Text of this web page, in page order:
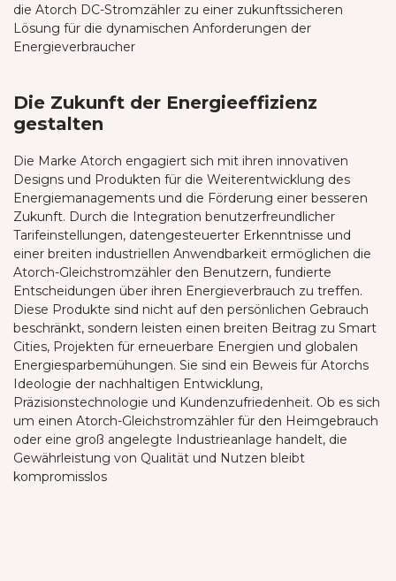
die Atorch DC-Stromzähler zu einer zukunftssicheren
Lösung für die dynamischen Anforderungen der
Energieverbraucher
Die Zukunft der Energieeffizienz
gestalten
Die Marke Atorch engagiert sich mit ihren innovativen
Designs und Produkten für die Weiterentwicklung des
Energiemanagements und die Förderung einer besseren
Zukunft. Durch die Integration benutzerfreundlicher
Tarifeinstellungen, datengesteuerter Erkenntnisse und
einer breiten industriellen Anwendbarkeit ermöglichen die
Atorch-Gleichstromzähler den Benutzern, fundierte
Entscheidungen über ihren Energieverbrauch zu treffen.
Diese Produkte sind nicht auf den persönlichen Gebrauch
beschränkt, sondern leisten einen breiten Beitrag zu Smart
Cities, Projekten für erneuerbare Energien und globalen
Energiesparbemühungen. Sie sind ein Beweis für Atorchs
Ideologie der nachhaltigen Entwicklung,
Präzisionstechnologie und Kundenzufriedenheit. Ob es sich
um einen Atorch-Gleichstromzähler für den Heimgebrauch
oder eine groß angelegte Industrieanlage handelt, die
Gewährleistung von Qualität und Nutzen bleibt
kompromisslos